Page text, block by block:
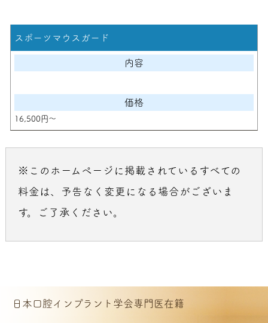
スポーツマウスガード
16,500円～
※このホームページに掲載されているすべての
料金は、予告なく変更になる場合がございま
す。ご了承ください。
日本口腔インプラント学会専門医在籍